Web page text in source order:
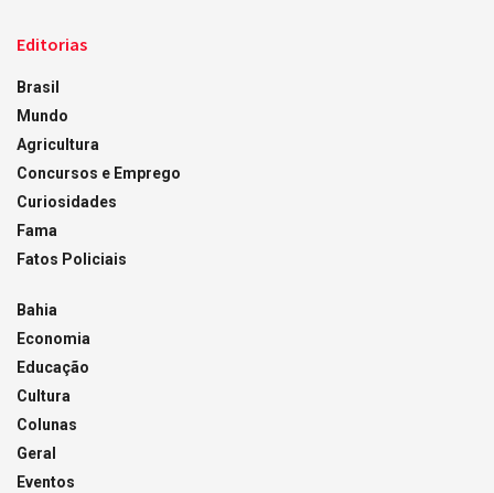
Editorias
Brasil
Mundo
Agricultura
Concursos e Emprego
Curiosidades
Fama
Fatos Policiais
Bahia
Economia
Educação
Cultura
Colunas
Geral
Eventos